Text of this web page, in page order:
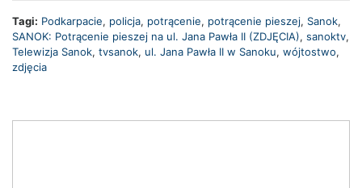
Tagi: Podkarpacie, policja, potrącenie, potrącenie pieszej, Sanok,
SANOK: Potrącenie pieszej na ul. Jana Pawła II (ZDJĘCIA), sanoktv,
Telewizja Sanok, tvsanok, ul. Jana Pawła II w Sanoku, wójtostwo,
zdjęcia